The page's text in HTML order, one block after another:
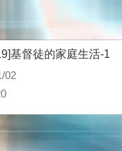
基督徒的家庭生活-1
02